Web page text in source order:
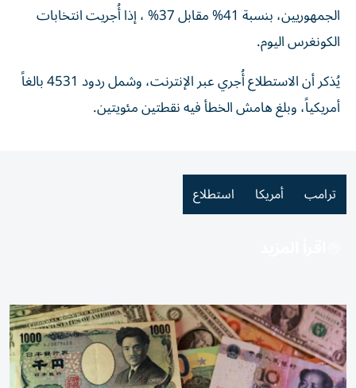
الجمهوريين، بنسبة 41% مقابل 37% ، إذا أُجريت انتخابات
الكونغرس اليوم.
يُذكر أن الاستطلاع أُجري عبر الإنترنت، وشمل ردود 4531 بالغاً
أمريكياً، وبلغ هامش ⁠الخطأ فيه نقطتين مئويتين.
ترامب أمريكا استطلاع